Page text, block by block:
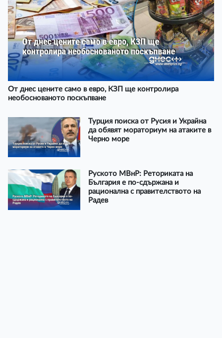
От днес цените само в евро, КЗП ще контролира
необоснованото поскъпване
Турция поиска от Русия и Украйна
да обявят мораториум на атаките в
Черно море
Руското МВнР: Реториката на
България е по-сдържана и
рационална с правителството на
Радев